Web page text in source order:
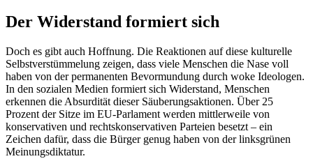
Der Widerstand formiert sich
Doch es gibt auch Hoffnung. Die Reaktionen auf diese kulturelle
Selbstverstümmelung zeigen, dass viele Menschen die Nase voll
haben von der permanenten Bevormundung durch woke Ideologen.
In den sozialen Medien formiert sich Widerstand, Menschen
erkennen die Absurdität dieser Säuberungsaktionen. Über 25
Prozent der Sitze im EU-Parlament werden mittlerweile von
konservativen und rechtskonservativen Parteien besetzt – ein
Zeichen dafür, dass die Bürger genug haben von der linksgrünen
Meinungsdiktatur.